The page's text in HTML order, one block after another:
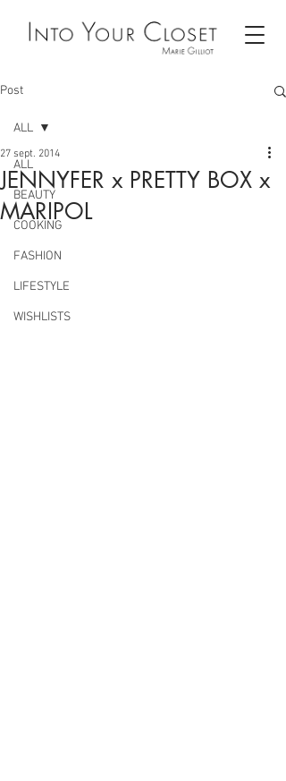
Post
ALL
BEAUTY
COOKING
FASHION
LIFESTYLE
WISHLISTS
ALL
JENNYFER x PRETTY BOX x
MARIPOL
27 sept. 2014